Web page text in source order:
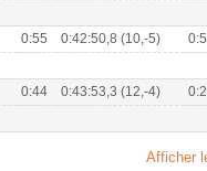
0:55 0:42:50,8 (10,-5)
0:44 0:43:53,3 (12,-4)
Afficher